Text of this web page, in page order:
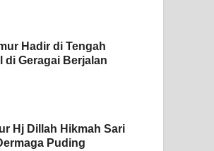
Hadir di Tengah
di Geragai Berjalan
Hj Dillah Hikmah Sari
Puding